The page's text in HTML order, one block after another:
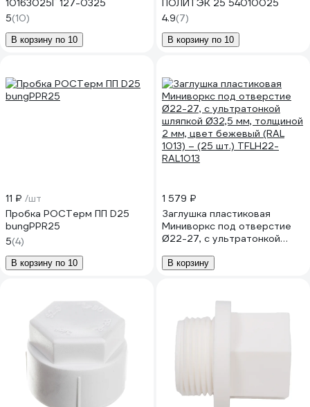
10163025Г 127-0325
5(10)
В корзину по 10
ПОЛИТЭК 25 54010025
4.9(7)
В корзину по 10
11 ₽ /шт
Пробка РОСТерм ПП D25
bungPPR25
5(4)
В корзину по 10
1 579 ₽
Заглушка пластиковая
Миниворкс под отверстие
Ø22-27, с ультратонкой
2 мм, цвет бежевый (RAL
В корзину